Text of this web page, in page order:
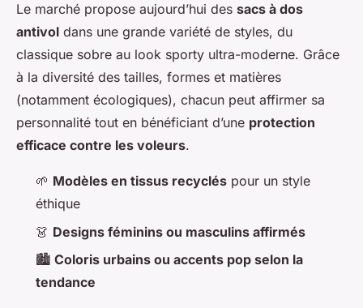
Le marché propose aujourd’hui des sacs à dos
antivol dans une grande variété de styles, du
classique sobre au look sporty ultra-moderne. Grâce
à la diversité des tailles, formes et matières
(notamment écologiques), chacun peut affirmer sa
personnalité tout en bénéficiant d’une protection
efficace contre les voleurs.
🌱 Modèles en tissus recyclés pour un style
éthique
👗 Designs féminins ou masculins affirmés
🏙 Coloris urbains ou accents pop selon la
tendance